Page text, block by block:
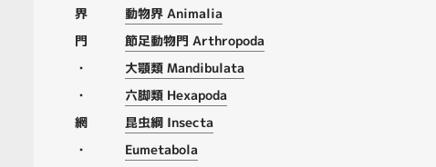
界
動物界 Animalia
門
節足動物門 Arthropoda
・
大顎類 Mandibulata
・
六脚類 Hexapoda
網
昆虫綱 Insecta
・
Eumetabola